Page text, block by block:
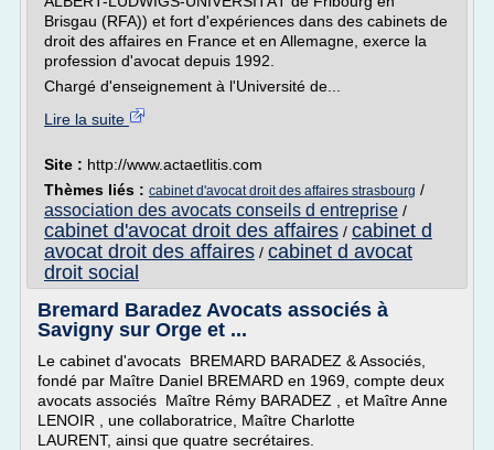
Brisgau (RFA)) et fort d'expériences dans des cabinets de
droit des affaires en France et en Allemagne, exerce la
profession d'avocat depuis 1992.
Chargé d'enseignement à l'Université de...
Lire la suite
Site : http://www.actaetlitis.com
Thèmes liés : cabinet d'avocat droit des affaires strasbourg /
association des avocats conseils d entreprise /
cabinet d'avocat droit des affaires / cabinet d
avocat droit des affaires / cabinet d avocat
droit social
Bremard Baradez Avocats associés à
Savigny sur Orge et ...
Le cabinet d'avocats BREMARD BARADEZ & Associés,
fondé par Maître Daniel BREMARD en 1969, compte deux
avocats associés Maître Rémy BARADEZ , et Maître Anne
LENOIR , une collaboratrice, Maître Charlotte
LAURENT, ainsi que quatre secrétaires.